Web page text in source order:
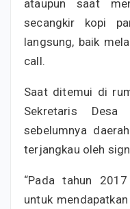
ataupun saat
secangkir kopi
langsung, baik
call.
Saat ditemui di
Sekretaris Desa
sebelumnya
terjangkau oleh
“Pada tahun
untuk